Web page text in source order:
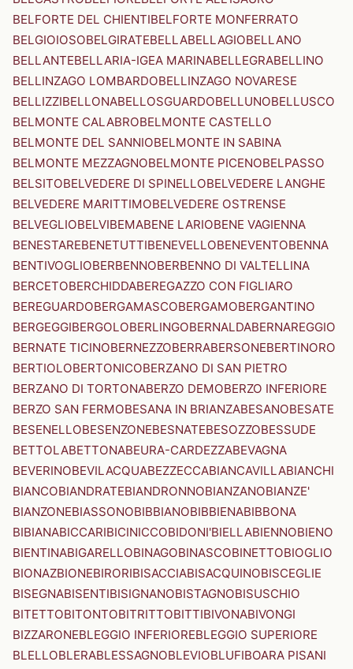
BELFORTE DEL CHIENTIBELFORTE MONFERRATO
BELGIOIOSOBELGIRATEBELLABELLAGIOBELLANO
BELLANTEBELLARIA-IGEA MARINABELLEGRABELLINO
BELLINZAGO LOMBARDOBELLINZAGO NOVARESE
BELLIZZIBELLONABELLOSGUARDOBELLUNOBELLUSCO
BELMONTE CALABROBELMONTE CASTELLO
BELMONTE DEL SANNIOBELMONTE IN SABINA
BELMONTE MEZZAGNOBELMONTE PICENOBELPASSO
BELSITOBELVEDERE DI SPINELLOBELVEDERE LANGHE
BELVEDERE MARITTIMOBELVEDERE OSTRENSE
BELVEGLIOBELVIBEMABENE LARIOBENE VAGIENNA
BENESTAREBENETUTTIBENEVELLOBENEVENTOBENNA
BENTIVOGLIOBERBENNOBERBENNO DI VALTELLINA
BERCETOBERCHIDDABEREGAZZO CON FIGLIARO
BEREGUARDOBERGAMASCOBERGAMOBERGANTINO
BERGEGGIBERGOLOBERLINGOBERNALDABERNAREGGIO
BERNATE TICINOBERNEZZOBERRABERSONEBERTINORO
BERTIOLOBERTONICOBERZANO DI SAN PIETRO
BERZANO DI TORTONABERZO DEMOBERZO INFERIORE
BERZO SAN FERMOBESANA IN BRIANZABESANOBESATE
BESENELLOBESENZONEBESNATEBESOZZOBESSUDE
BETTOLABETTONABEURA-CARDEZZABEVAGNA
BEVERINOBEVILACQUABEZZECCABIANCAVILLABIANCHI
BIANCOBIANDRATEBIANDRONNOBIANZANOBIANZE'
BIANZONEBIASSONOBIBBIANOBIBBIENABIBBONA
BIBIANABICCARIBICINICCOBIDONI'BIELLABIENNOBIENO
BIENTINABIGARELLOBINAGOBINASCOBINETTOBIOGLIO
BIONAZBIONEBIRORIBISACCIABISACQUINOBISCEGLIE
BISEGNABISENTIBISIGNANOBISTAGNOBISUSCHIO
BITETTOBITONTOBITRITTOBITTIBIVONABIVONGI
BIZZARONEBLEGGIO INFERIOREBLEGGIO SUPERIORE
BLELLOBLERABLESSAGNOBLEVIOBLUFIBOARA PISANI